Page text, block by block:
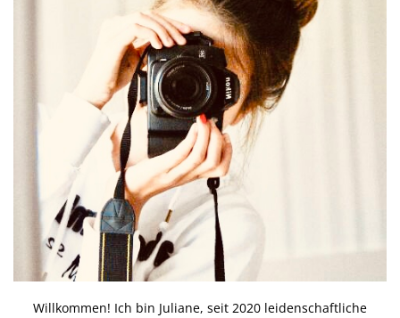
Willkommen! Ich bin Juliane, seit 2020 leidenschaftliche